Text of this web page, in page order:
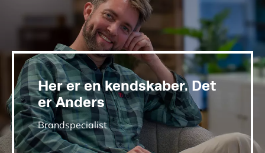
Her er en kendskaber. Det
er Anders
Brandspecialist